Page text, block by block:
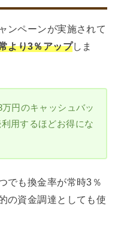
ンペーンが実施されて
より3％アップしま
円のキャッシュバッ
用するほどお得にな
でも換金率が常時3％
の資金調達としても使